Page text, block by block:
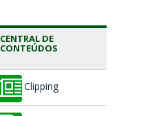
CENTRAL DE
CONTEÚDOS
Clipping